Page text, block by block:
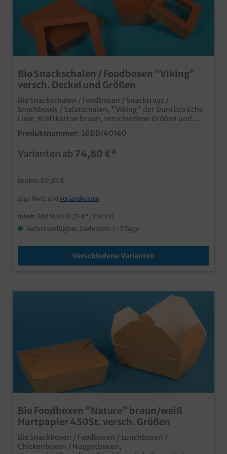
Bio Snackschalen / Foodboxen "Viking"
versch. Deckel und Größen
Bio Snackschalen / Foodboxen / Snacktrays /
Snackbowls / Salatschalen, "Viking" der Duni Eco Echo
Linie, Kraftkarton braun, verschiedene Größen und
Deckel gemäß Auswahl moderne Food Verpackung aus
umweltfreundlichen Materialien FSC zertifiziertes
Marke DUNI in verschiedenen Größen und mit
Truck und Lieferservice individuell bedruckbar, fragen
Produktnummer: SBBD140140
Varianten ab 74,80 €*
Brutto: 89,01 €
zzgl. MwSt und Versandkosten
Inhalt: 300 Stück (0,25 €* / 1 Stück)
Sofort verfügbar, Lieferzeit: 1-3 Tage
Verschiedene Varianten
Bio Foodboxen "Nature" braun/weiß
Hartpapier 450St. versch. Größen
Bio Snackboxen / Foodboxen / Lunchboxen /
Chickenboxen / Nuggetboxen,